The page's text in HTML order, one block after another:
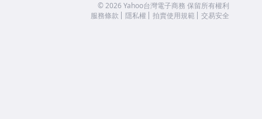
©2026 Yahoo台灣電子商務 保留所有權利
服務條款
隱私權 拍賣使用規範 交易安全